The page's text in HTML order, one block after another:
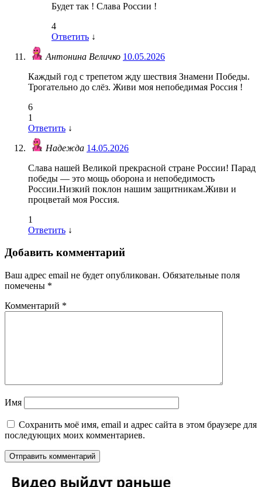
Будет так ! Слава России !
4
Ответить ↓
Антонина Величко 10.05.2026
Каждый год с трепетом жду шествия Знамени Победы.
Трогательно до слёз. Живи моя непобедимая Россия !
6
1
Ответить ↓
Надежда 14.05.2026
Слава нашей Великой прекрасной стране России! Парад
победы — это мощь оборона и непобедимость
России.Низкий поклон нашим защитникам.Живи и
процветай моя Россия.
1
Ответить ↓
Добавить комментарий
Ваш адрес email не будет опубликован. Обязательные поля
помечены *
Комментарий *
Имя
Сохранить моё имя, email и адрес сайта в этом браузере для
последующих моих комментариев.